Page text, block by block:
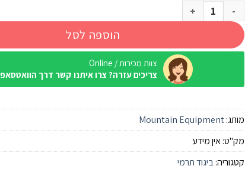
כמות של מכנס טרמי Mountain Equipment Karluk נשים שחור
הוספה לסל
צוות מכירות / Online
צריכים עזרה? צרו איתנו קשר דרך הוואטסאפ
מותג:Mountain Equipment
מק"ט:אין מידע
קטגוריה:ביגוד תרמי